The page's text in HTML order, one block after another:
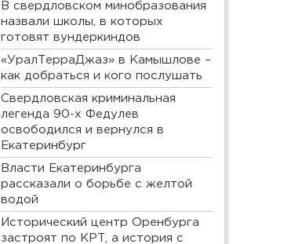
В свердловском минобразования
назвали школы, в которых
готовят вундеркиндов
«УралТерраДжаз» в Камышлове –
как добраться и кого послушать
Свердловская криминальная
легенда 90-х Федулев
освободился и вернулся в
Екатеринбург
Власти Екатеринбурга
рассказали о борьбе с желтой
водой
Исторический центр Оренбурга
застроят по КРТ, а история с